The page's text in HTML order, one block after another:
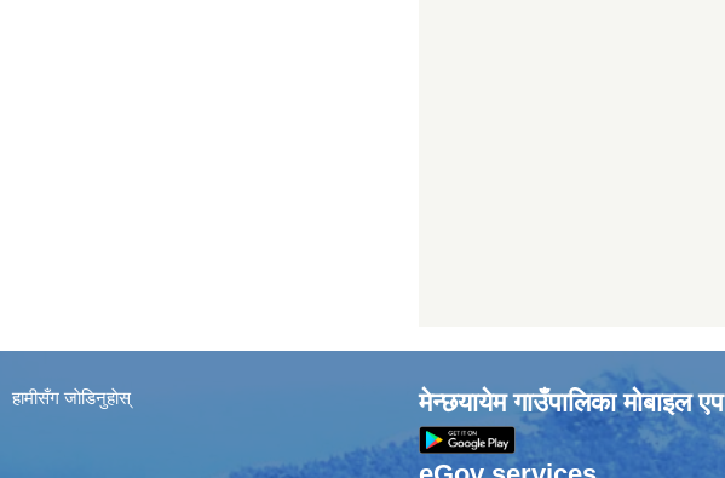
हामीसँग जाेडिनुहाेस् मेन्छयायेम गाउँपालिका मोबाइल एप